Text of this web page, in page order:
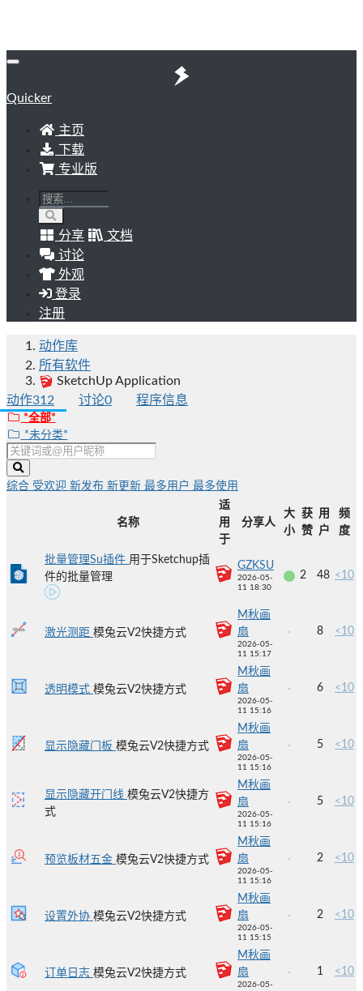
Quicker
主页
下载
专业版
分享
文档
讨论
外观
登录
注册
动作库
所有软件
SketchUp Application
动作312 讨论0 程序信息
*全部*
*未分类*
综合 受欢迎 新发布 新更新 最多用户 最多使用
名称
适
用
于
分享人
大
小
获
赞
用
户
频
度
批量管理Su插件 用于Sketchup插
件的批量管理
GZKSU
2026-05-
11 18:30
2 48 <10
激光测距 模兔云V2快捷方式
M秋画
扇
2026-05-
11 15:17
8 <10
透明模式 模兔云V2快捷方式
M秋画
扇
2026-05-
11 15:16
6 <10
显示隐藏门板 模兔云V2快捷方式
M秋画
扇
2026-05-
11 15:16
5 <10
显示隐藏开门线 模兔云V2快捷方
式
M秋画
扇
2026-05-
11 15:16
5 <10
预览板材五金 模兔云V2快捷方式
M秋画
扇
2026-05-
11 15:16
2 <10
设置外协 模兔云V2快捷方式
M秋画
扇
2026-05-
11 15:15
2 <10
订单日志 模兔云V2快捷方式
M秋画
扇
2026-05-
1 <10